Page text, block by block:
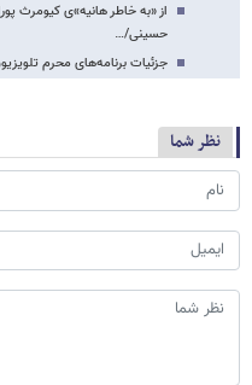
از «به خاطر هانیه»‌ی کیومرث
حسینی/…
جزئیات برنامه‌های محرم
نظر شما